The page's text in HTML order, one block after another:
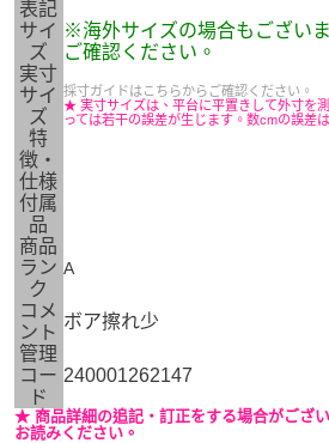
表記
サイ
ズ
※海外サイズの場合もござい
ご確認ください。
実寸
サイ
ズ
採寸ガイドはこちらからご確認ください。
★ 実寸サイズは、平台に平置きして外寸を
っては若干の誤差が生じます。数cmの誤差
特
徴・
仕様
付属
品
商品
ラン
ク
A
コメ
ント
ボア擦れ少
管理
コー
ド
240001262147
★ 商品詳細の追記・訂正をする場合がござ
お読みください。